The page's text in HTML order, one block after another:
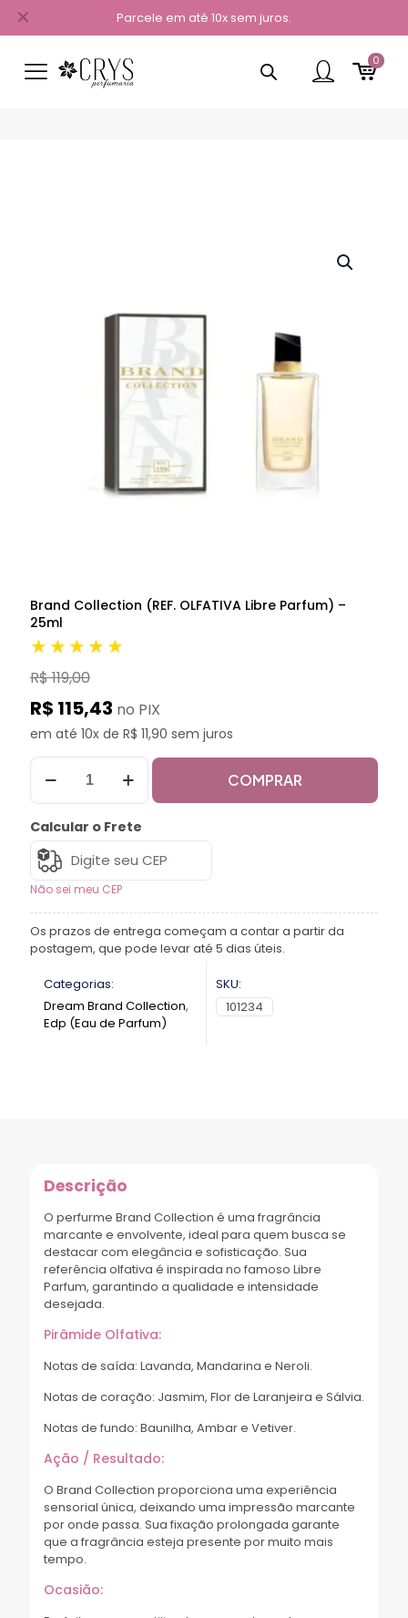
Parcele em até 10x sem juros.
✕
0
Brand Collection (REF. OLFATIVA Libre Parfum) –
25ml
★★★★★
R$ 119,00
R$ 115,43 no PIX
em até 10x de R$ 11,90 sem juros
COMPRAR
Calcular o Frete
Não sei meu CEP
Os prazos de entrega começam a contar a partir da
postagem, que pode levar até 5 dias úteis.
Categorias:
Dream Brand Collection,
Edp (Eau de Parfum)
SKU:
101234
Descrição
O perfurme Brand Collection é uma fragrância
marcante e envolvente, ideal para quem busca se
destacar com elegância e sofisticação. Sua
referência olfativa é inspirada no famoso Libre
Parfum, garantindo a qualidade e intensidade
desejada.
Pirâmide Olfativa:
Notas de saída: Lavanda, Mandarina e Neroli.
Notas de coração: Jasmim, Flor de Laranjeira e Sálvia.
Notas de fundo: Baunilha, Ambar e Vetiver.
Ação / Resultado:
O Brand Collection proporciona uma experiência
sensorial única, deixando uma impressão marcante
por onde passa. Sua fixação prolongada garante
que a fragrância esteja presente por muito mais
tempo.
Ocasião: